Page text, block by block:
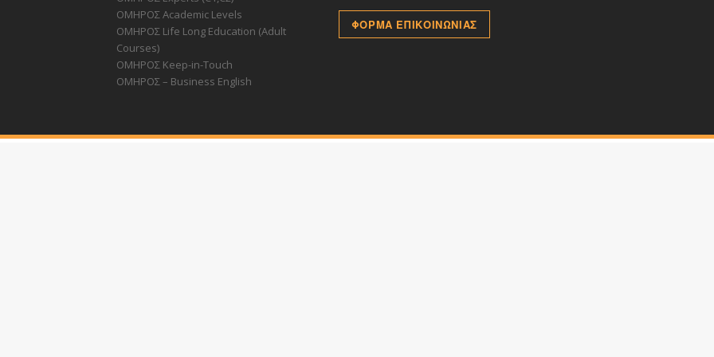
ΟΜΗΡΟΣ Academic Levels
ΟΜΗΡΟΣ Life Long Education (Adult
Courses)
ΟΜΗΡΟΣ Keep-in-Touch
ΟΜΗΡΟΣ – Business English
ΦΟΡΜΑ ΕΠΙΚΟΙΝΩΝΙΑΣ